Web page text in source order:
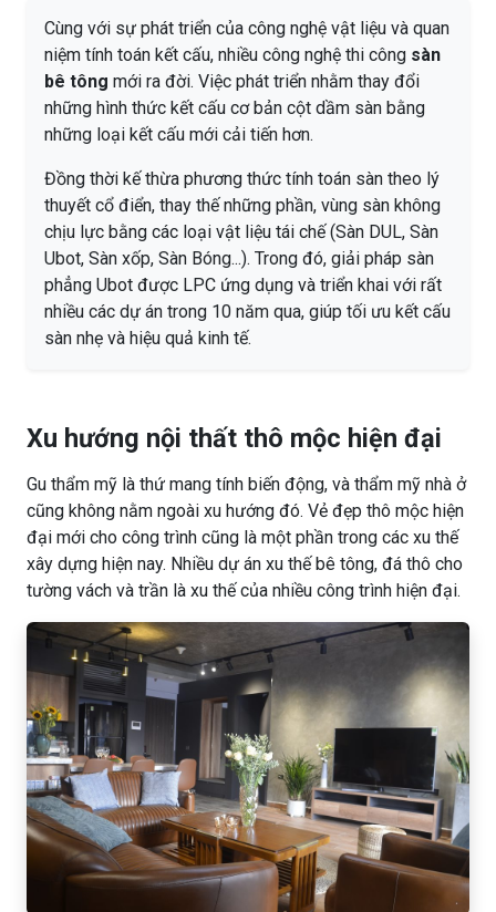
Cùng với sự phát triển của công nghệ vật liệu và quan
niệm tính toán kết cấu, nhiều công nghệ thi công sàn
bê tông mới ra đời. Việc phát triển nhằm thay đổi
những hình thức kết cấu cơ bản cột dầm sàn bằng
những loại kết cấu mới cải tiến hơn.
Đồng thời kế thừa phương thức tính toán sàn theo lý
thuyết cổ điển, thay thế những phần, vùng sàn không
chịu lực bằng các loại vật liệu tái chế (Sàn DUL, Sàn
Ubot, Sàn xốp, Sàn Bóng...). Trong đó, giải pháp sàn
phẳng Ubot được LPC ứng dụng và triển khai với rất
nhiều các dự án trong 10 năm qua, giúp tối ưu kết cấu
sàn nhẹ và hiệu quả kinh tế.
Xu hướng nội thất thô mộc hiện đại
Gu thẩm mỹ là thứ mang tính biến động, và thẩm mỹ nhà ở
cũng không nằm ngoài xu hướng đó. Vẻ đẹp thô mộc hiện
đại mới cho công trình cũng là một phần trong các xu thế
xây dựng hiện nay. Nhiều dự án xu thế bê tông, đá thô cho
tường vách và trần là xu thế của nhiều công trình hiện đại.